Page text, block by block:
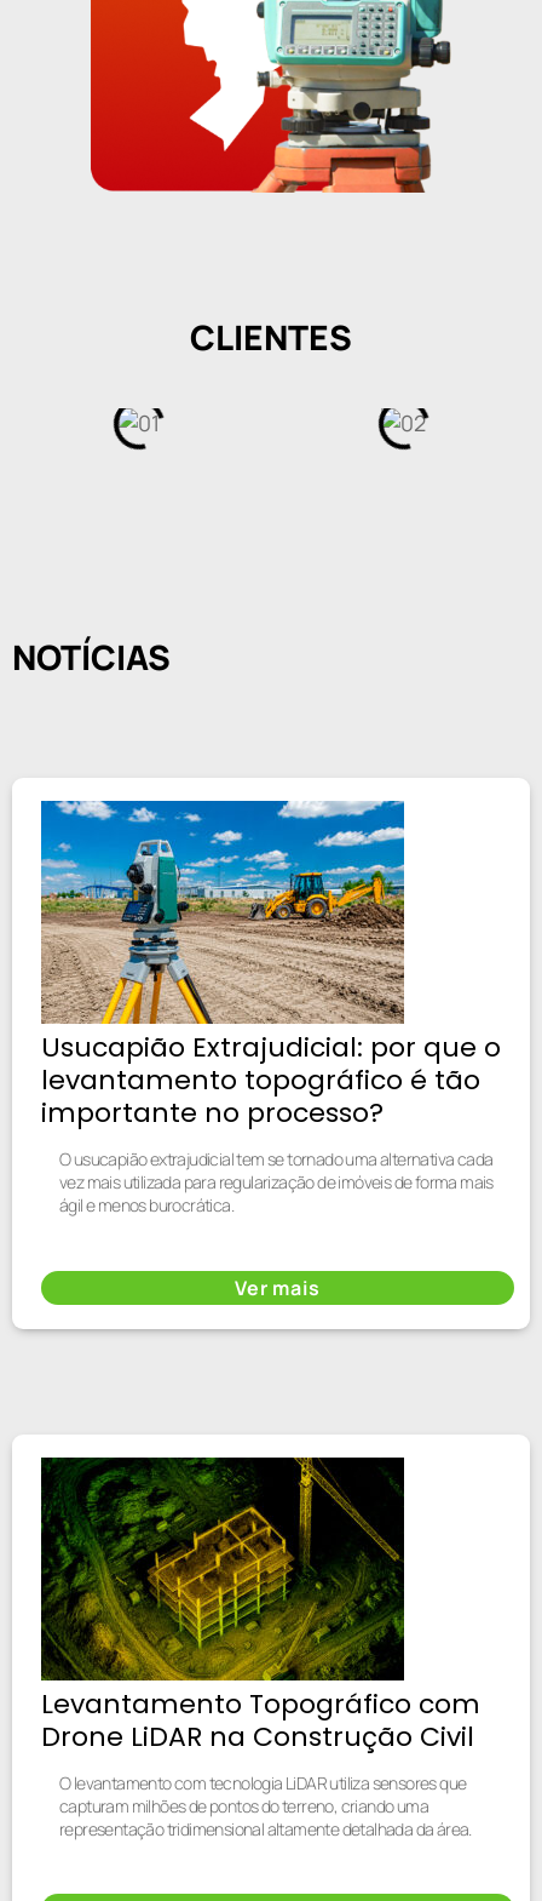
CLIENTES
NOTÍCIAS
Usucapião Extrajudicial: por que o
levantamento topográfico é tão
importante no processo?
O usucapião extrajudicial tem se tornado uma alternativa cada
vez mais utilizada para regularização de imóveis de forma mais
ágil e menos burocrática.
Ver mais
Levantamento Topográfico com
Drone LiDAR na Construção Civil
O levantamento com tecnologia LiDAR utiliza sensores que
capturam milhões de pontos do terreno, criando uma
representação tridimensional altamente detalhada da área.